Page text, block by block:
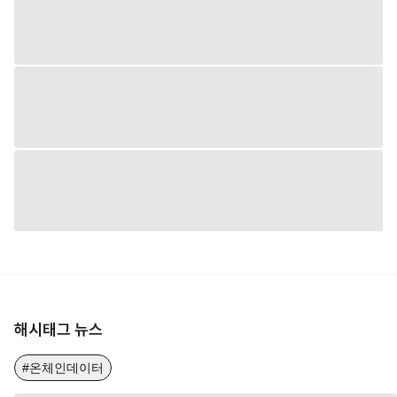
해시태그 뉴스
#온체인데이터